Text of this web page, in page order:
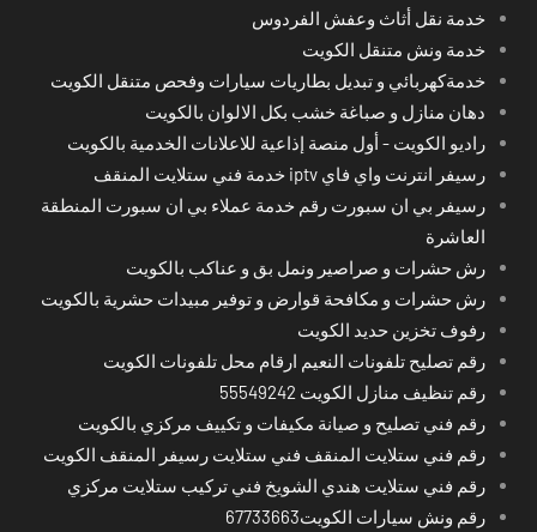
خدمة نقل أثاث وعفش الفردوس
خدمة ونش متنقل الكويت
خدمةكهربائي و تبديل بطاريات سيارات وفحص متنقل الكويت
دهان منازل و صباغة خشب بكل الالوان بالكويت
راديو الكويت - أول منصة إذاعية للاعلانات الخدمية بالكويت
رسيفر انترنت واي فاي iptv خدمة فني ستلايت المنقف
رسيفر بي ان سبورت رقم خدمة عملاء بي ان سبورت المنطقة
العاشرة
رش حشرات و صراصير ونمل بق و عناكب بالكويت
رش حشرات و مكافحة قوارض و توفير مبيدات حشرية بالكويت
رفوف تخزين حديد الكويت
رقم تصليح تلفونات النعيم ارقام محل تلفونات الكويت
رقم تنظيف منازل الكويت 55549242
رقم فني تصليح و صيانة مكيفات و تكييف مركزي بالكويت
رقم فني ستلايت المنقف فني ستلايت رسيفر المنقف الكويت
رقم فني ستلايت هندي الشويخ فني تركيب ستلايت مركزي
رقم ونش سيارات الكويت67733663